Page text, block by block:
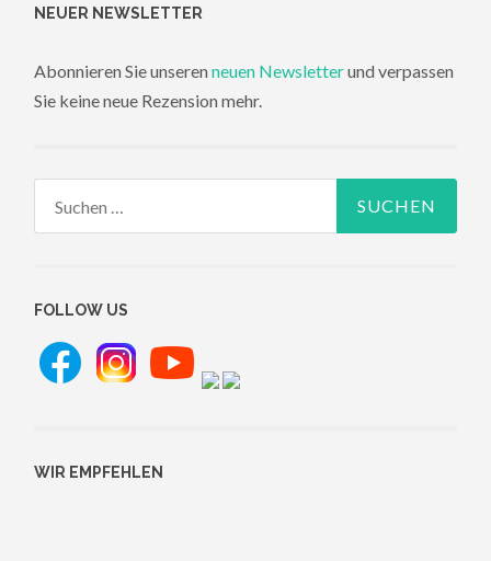
NEUER NEWSLETTER
Abonnieren Sie unserenneuen Newsletterund verpassen
Sie keine neue Rezension mehr.
FOLLOW US
WIR EMPFEHLEN